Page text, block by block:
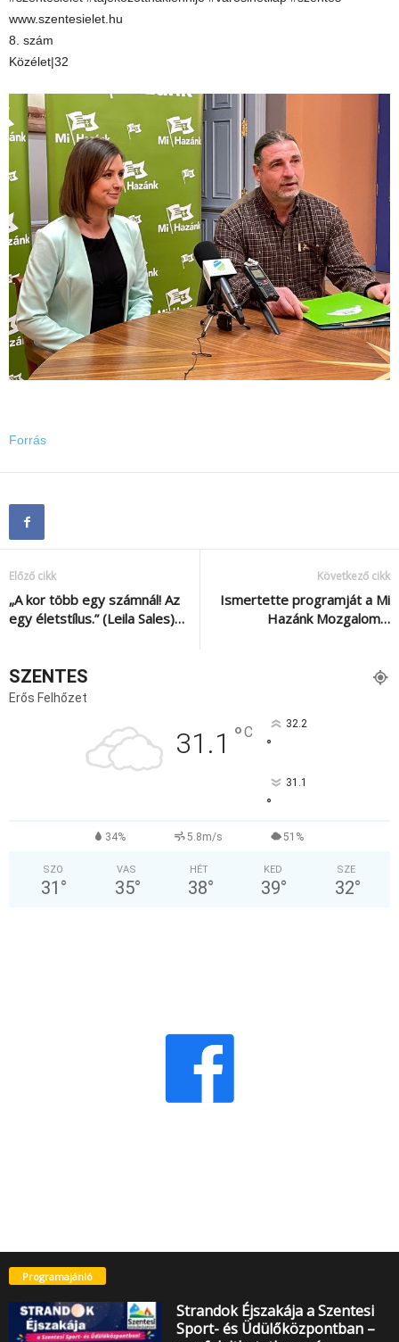
www.szentesielet.hu
8. szám
Közélet|32
Forrás
Előző cikk
„A kor több egy számnál! Az
egy életstílus.” (Leila Sales)…
Következő cikk
Ismertette programját a Mi
Hazánk Mozgalom…
SZENTES
Erős Felhőzet
31.1 °C 32.2
°
31.1
°
34% 5.8m/s 51%
SZO
31 °
VAS
35°
HÉT
38°
KED
39°
SZE
32°
Programajánló
Strandok Éjszakája a Szentesi
Sport- és Üdülőközpontban –